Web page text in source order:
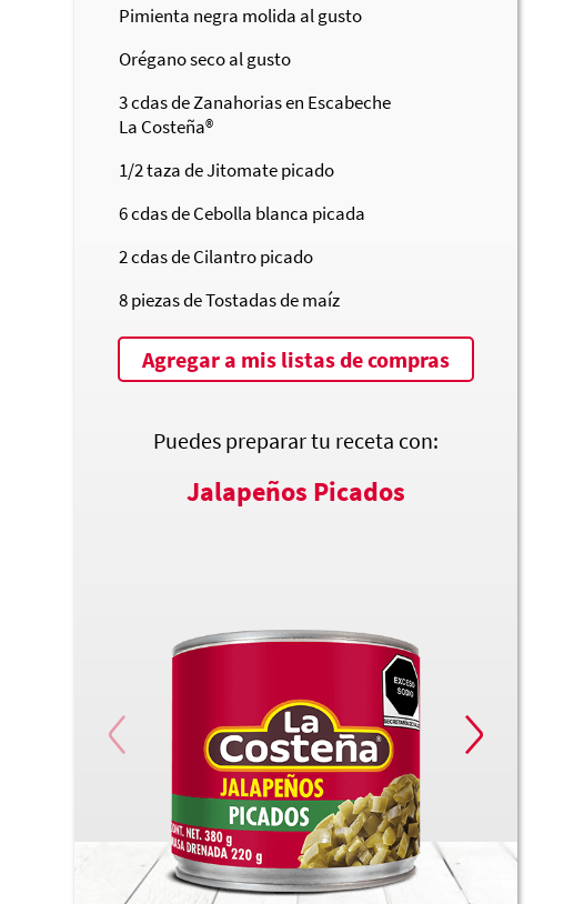
Pimienta negra molida al gusto
Orégano seco al gusto
3cdas de Zanahorias en Escabeche
La Costeña®
1/2taza de Jitomate picado
6cdas de Cebolla blanca picada
2cdas de Cilantro picado
8piezas de Tostadas de maíz
Agregar a mis listas de compras
Puedes preparar tu receta con:
Jalapeños Picados